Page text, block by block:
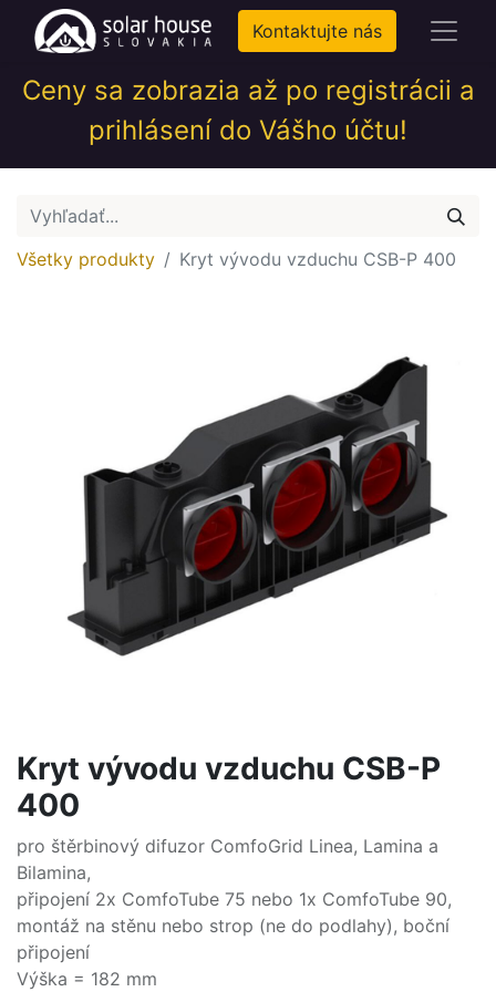
Kontaktujte nás
Ceny sa zobrazia až po registrácii a
prihlásení do Vášho účtu!
Všetky produkty Kryt vývodu vzduchu CSB-P 400
Kryt vývodu vzduchu CSB-P
400
pro štěrbinový difuzor ComfoGrid Linea, Lamina a
Bilamina,
připojení 2x ComfoTube 75 nebo 1x ComfoTube 90,
montáž na stěnu nebo strop (ne do podlahy), boční
připojení
Výška = 182 mm